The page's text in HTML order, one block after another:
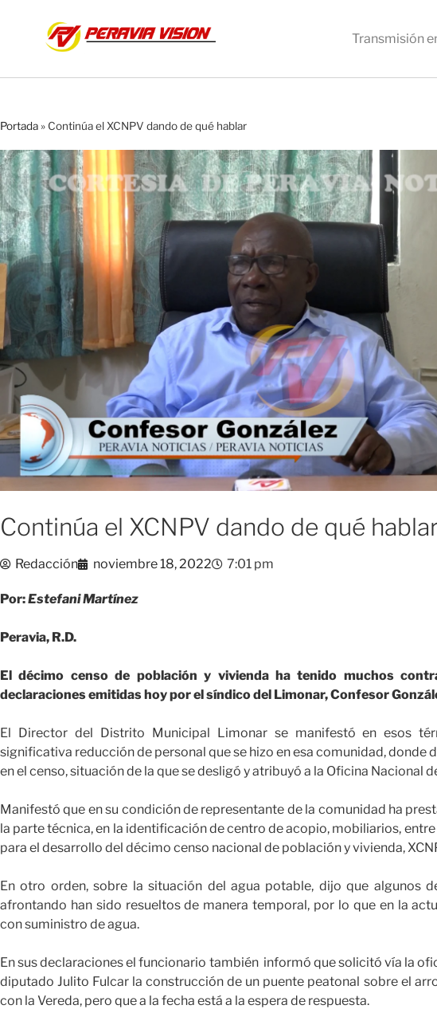
Transmisión
Portada» Continúa el XCNPV dando de qué hablar
Continúa el XCNPV dando de qué
Redacción noviembre 18, 2022 7:01 pm
Por:Estefani Martínez
Peravia, R.D.
El décimo censo de población y vivienda ha tenido muchos
declaraciones emitidas hoy por el síndico del Limonar, Confesor
El Director del Distrito Municipal Limonar se manifestó en esos
significativa reducción de personal que se hizo en esa comunidad, donde
en el censo, situación de la que se desligó y atribuyó a la Oficina Nacional
Manifestó que en su condición de representante de la comunidad ha
la parte técnica, en la identificación de centro de acopio, mobiliarios,
para el desarrollo del décimo censo nacional de población y vivienda,
En otro orden, sobre la situación del agua potable, dijo que algunos
afrontando han sido resueltos de manera temporal, por lo que en la
con suministro de agua.
En sus declaraciones el funcionario también informó que solicitó vía la
diputado Julito Fulcar la construcción de un puente peatonal sobre el
con la Vereda, pero que a la fecha está a la espera de respuesta.